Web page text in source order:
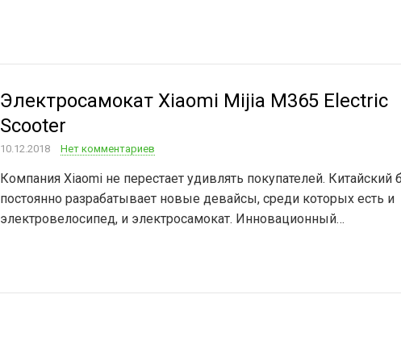
Электросамокат Xiaomi Mijia M365 Electric
Scooter
10.12.2018 Нет комментариев
Компания Xiaomi не перестает удивлять покупателей. Китайский
постоянно разрабатывает новые девайсы, среди которых есть и
электровелосипед, и электросамокат. Инновационный…